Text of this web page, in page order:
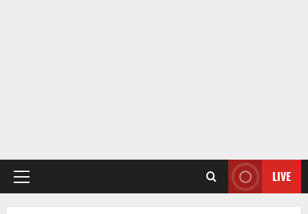
Primäres
LIVE